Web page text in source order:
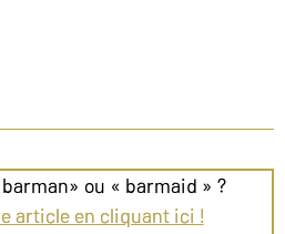
ou « barmaid » ?
article en cliquant ici !